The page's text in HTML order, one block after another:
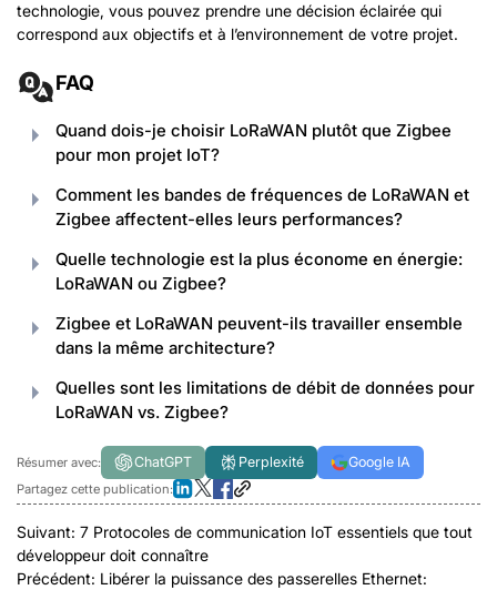
technologie, vous pouvez prendre une décision éclairée qui
correspond aux objectifs et à l’environnement de votre projet.
FAQ
Quand dois-je choisir LoRaWAN plutôt que Zigbee
pour mon projet IoT?
Comment les bandes de fréquences de LoRaWAN et
Zigbee affectent-elles leurs performances?
Quelle technologie est la plus économe en énergie:
LoRaWAN ou Zigbee?
Zigbee et LoRaWAN peuvent-ils travailler ensemble
dans la même architecture?
Quelles sont les limitations de débit de données pour
LoRaWAN vs. Zigbee?
Résumer avec: ChatGPT Perplexité Google IA
Partagez cette publication:
Suivant: 7 Protocoles de communication IoT essentiels que tout
développeur doit connaître
Précédent: Libérer la puissance des passerelles Ethernet: